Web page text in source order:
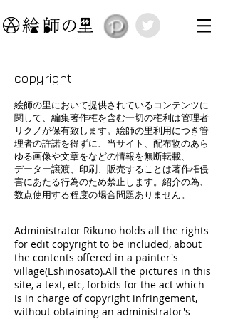
copyright
絵師の里において提供されているコンテンツに
関して、編集著作権を含む一切の権利は管理者
リクノが保有致します。 絵師の里利用につき管
理者の許諾を得ずに、当サイト、配布物のあら
ゆる画像や文章をなどの情報を無断転載、
データー譲渡、印刷、販売することは著作権侵
害にあたる行為のため禁止します。紹介の為、
数点使用する程度の場合問題ありません。
Administrator Rikuno holds all the rights
for edit copyright to be included, about
the contents offered in a painter's
village(Eshinosato).All the pictures in this
site, a text, etc, forbids for the act which
is in charge of copyright infringement,
without obtaining an administrator's